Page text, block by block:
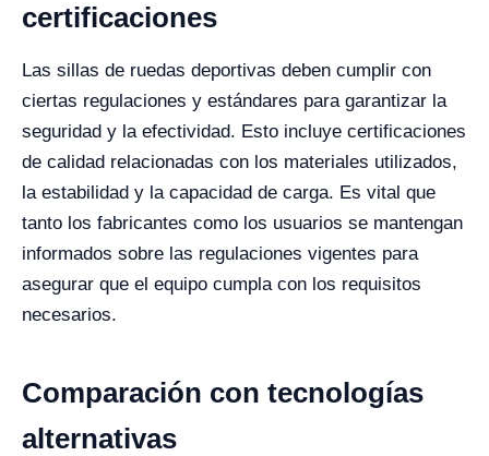
certificaciones
Las sillas de ruedas deportivas deben cumplir con
ciertas regulaciones y estándares para garantizar la
seguridad y la efectividad. Esto incluye certificaciones
de calidad relacionadas con los materiales utilizados,
la estabilidad y la capacidad de carga. Es vital que
tanto los fabricantes como los usuarios se mantengan
informados sobre las regulaciones vigentes para
asegurar que el equipo cumpla con los requisitos
necesarios.
Comparación con tecnologías
alternativas